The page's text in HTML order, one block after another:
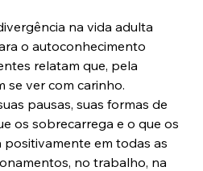
na vida adulta
o autoconhecimento
relatam que, pela
se ver com carinho.
pausas, suas formas de
os sobrecarrega e o que os
positivamente em todas as
no trabalho, na